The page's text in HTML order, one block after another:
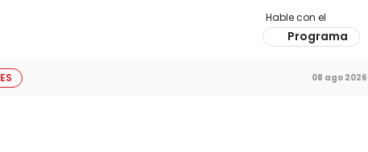
Hable con el
Programa
08 ago 2026